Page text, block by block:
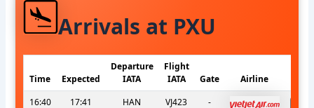
Arrivals at PXU
Time Expected
Departure
IATA
Flight
IATA
Gate
Airline
16:40
17:41 HAN VJ423 -